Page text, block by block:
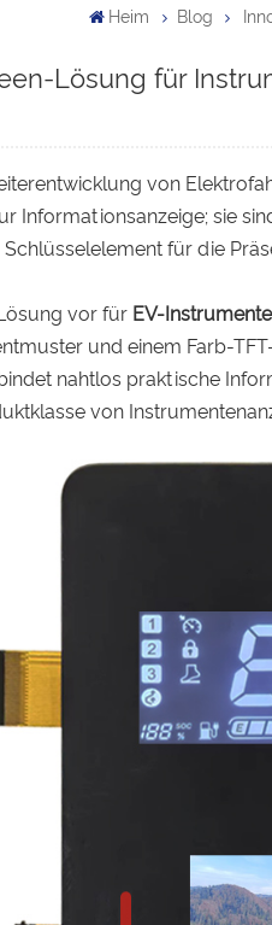
Heim Blog
Lösung für
von
Informationsanzeige; sie
für die
vor für EV-
und einem Farb-
nahtlos praktische
von